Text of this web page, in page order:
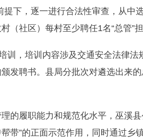
下，逐一进行合法性审查，从中
（社区）每村至少聘任1名“总管”
训，培训内容涉及交通安全法律
发聘书。县局分批次对遴选出来
的履职能力和规范化水平，巫溪
带”的正面示范作用，同时通过乡